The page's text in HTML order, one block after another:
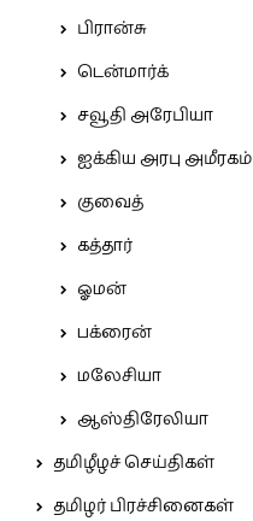
பிரான்சு
டென்மார்க்
சவூதி அரேபியா
ஐக்கிய அரபு அமீரகம்
குவைத்
கத்தார்
ஓமன்
பக்ரைன்
மலேசியா
ஆஸ்திரேலியா
தமிழீழச் செய்திகள்
தமிழர் பிரச்சினைகள்